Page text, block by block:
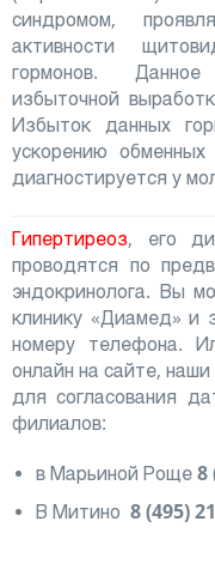
синдромом,
активности
гормонов. Данное
избыточной
Избыток данных
ускорению
диагностируется у
Гипертиреоз, его
проводятся по
эндокринолога. Вы
клинику «Диамед» и
номеру телефона.
онлайн на сайте,
для согласования
филиалов:
в Марьиной Роще 8
В Митино 8 (495)